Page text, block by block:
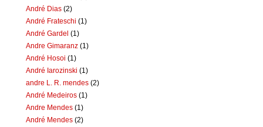
André Dias (2)
André Frateschi (1)
André Gardel (1)
Andre Gimaranz (1)
André Hosoi (1)
André Iarozinski (1)
andre L. R. mendes (2)
André Medeiros (1)
Andre Mendes (1)
André Mendes (2)